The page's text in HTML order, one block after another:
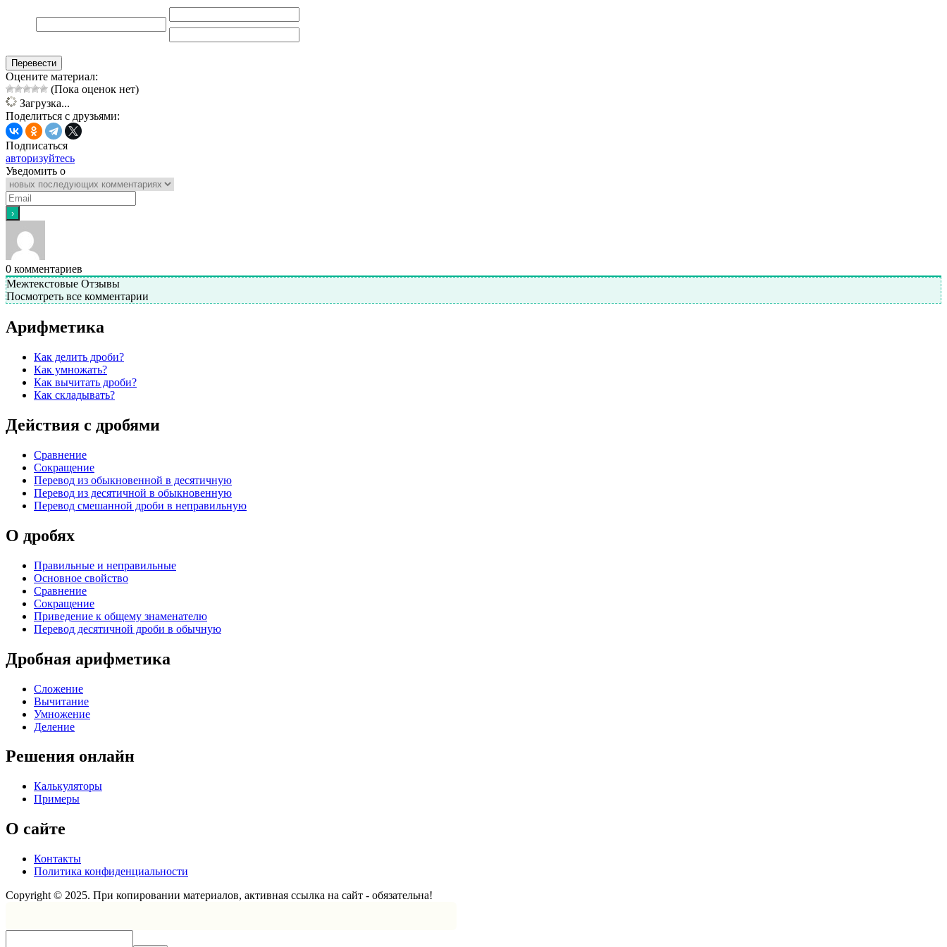
Перевести
Оцените материал:
(Пока оценок нет)
Загрузка...
Поделиться с друзьями:
Подписаться
авторизуйтесь
Уведомить о
0 комментариев
Межтекстовые Отзывы
Посмотреть все комментарии
Арифметика
Как делить дроби?
Как умножать?
Как вычитать дроби?
Как складывать?
Действия с дробями
Сравнение
Сокращение
Перевод из обыкновенной в десятичную
Перевод из десятичной в обыкновенную
Перевод смешанной дроби в неправильную
О дробях
Правильные и неправильные
Основное свойство
Сравнение
Сокращение
Приведение к общему знаменателю
Перевод десятичной дроби в обычную
Дробная арифметика
Сложение
Вычитание
Умножение
Деление
Решения онлайн
Калькуляторы
Примеры
О сайте
Контакты
Политика конфиденциальности
Copyright © 2025. При копировании материалов, активная ссылка на сайт - обязательна!